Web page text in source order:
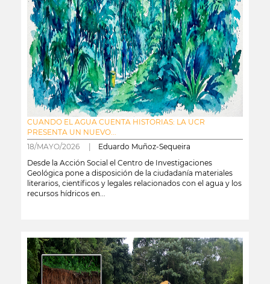
CUANDO EL AGUA CUENTA HISTORIAS: LA UCR
PRESENTA UN NUEVO...
18/MAYO/2026 | Eduardo Muñoz-Sequeira
Desde la Acción Social el Centro de Investigaciones
Geológica pone a disposición de la ciudadanía materiales
literarios, científicos y legales relacionados con el agua y los
recursos hídricos en...